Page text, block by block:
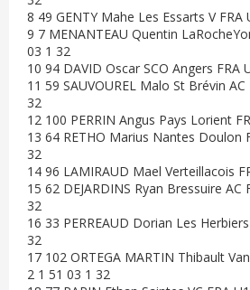
8 49 GENTY Mahe Les Essarts V
9 7 MENANTEAU Quentin
03 1 32
10 94 DAVID Oscar SCO Angers FRA
11 59 SAUVOUREL Malo St Brévin
32
12 100 PERRIN Angus Pays Lorient
13 64 RETHO Marius Nantes Doulon
32
14 96 LAMIRAUD Mael Verteillacois
15 62 DEJARDINS Ryan Bressuire AC
32
16 33 PERREAUD Dorian Les
32
17 102 ORTEGA MARTIN Thibault
2 1 51 03 1 32